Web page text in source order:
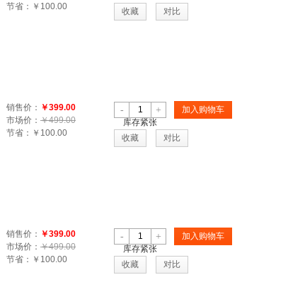
收藏 对比
节省： ￥100.00
- +
库存紧张
加入购物车
收藏 对比
销售价： ￥399.00
市场价： ￥499.00
节省： ￥100.00
- +
库存紧张
加入购物车
收藏 对比
销售价： ￥399.00
市场价： ￥499.00
节省： ￥100.00